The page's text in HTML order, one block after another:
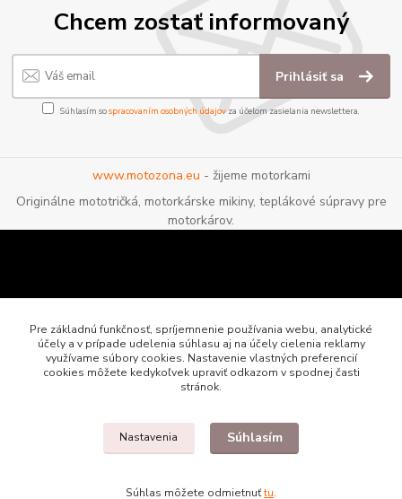
Chcem zostať informovaný
Prihlásiť sa
Súhlasím sospracovaním osobných údajov za účelom zasielania newslettera.
www.motozona.eu - žijeme motorkami
Originálne mototričká, motorkárske mikiny, teplákové súpravy pre
motorkárov.
motorkárov
Pre základnú funkčnosť, spríjemnenie používania webu, analytické
účely a v prípade udelenia súhlasu aj na účely cielenia reklamy
využívame súbory cookies. Nastavenie vlastných preferencií
cookies môžete kedykoľvek upraviť odkazom v spodnej časti
stránok.
Nastavenia Súhlasím
Súhlas môžete odmietnuťtu.